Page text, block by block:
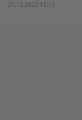
27.12.2023 12:15